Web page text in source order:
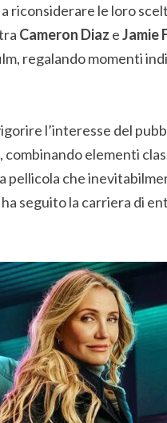
riconsiderare le loro
Cameron Diaz eJamie
regalando momenti
l’interesse del
elementi
pellicola che
seguito la carriera di